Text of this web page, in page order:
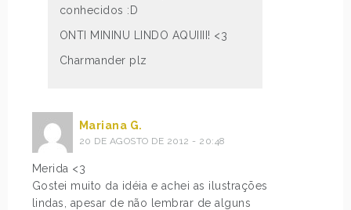
conhecidos :D
ONTI MININU LINDO AQUIIII! <3
Charmander plz
Mariana G.
20 DE AGOSTO DE 2012 - 20:48
Merida <3
Gostei muito da idéia e achei as ilustrações
lindas, apesar de não lembrar de alguns